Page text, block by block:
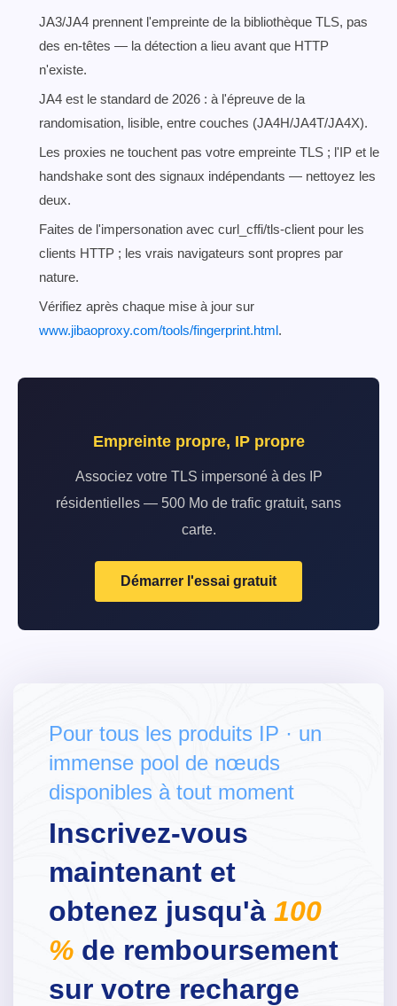
JA3/JA4 prennent l'empreinte de la bibliothèque TLS, pas
des en-têtes — la détection a lieu avant que HTTP
n'existe.
JA4 est le standard de 2026 : à l'épreuve de la
randomisation, lisible, entre couches (JA4H/JA4T/JA4X).
Les proxies ne touchent pas votre empreinte TLS ; l'IP et le
handshake sont des signaux indépendants — nettoyez les
deux.
Faites de l'impersonation avec curl_cffi/tls-client pour les
clients HTTP ; les vrais navigateurs sont propres par
nature.
Vérifiez après chaque mise à jour sur
www.jibaoproxy.com/tools/fingerprint.html.
Empreinte propre, IP propre
Associez votre TLS impersoné à des IP
résidentielles — 500 Mo de trafic gratuit, sans
carte.
Démarrer l'essai gratuit
Pour tous les produits IP · un
immense pool de nœuds
disponibles à tout moment
Inscrivez-vous
maintenant et
obtenez jusqu'à 100
% de remboursement
sur votre recharge